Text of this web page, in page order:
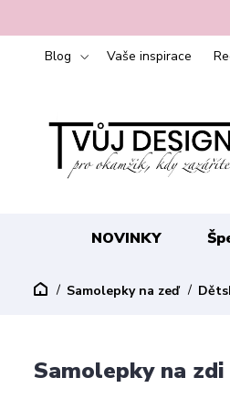
Blog Vaše inspirace
NOVINKY
Samolepky na zeď
Samolepky na